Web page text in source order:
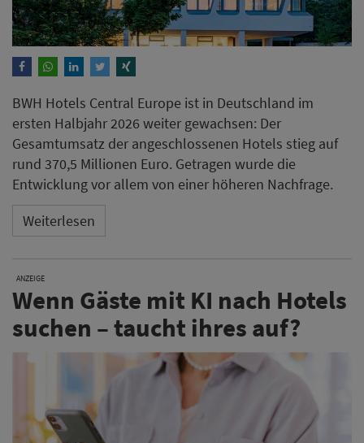
BWH Hotels Central Europe ist in Deutschland im
ersten Halbjahr 2026 weiter gewachsen: Der
Gesamtumsatz der angeschlossenen Hotels stieg auf
rund 370,5 Millionen Euro. Getragen wurde die
Entwicklung vor allem von einer höheren Nachfrage.
Weiterlesen
ANZEIGE
Wenn Gäste mit KI nach Hotels
suchen – taucht ihres auf?